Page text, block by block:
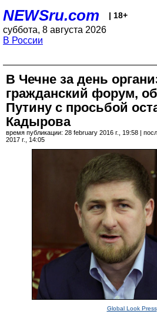
NEWSru.com | 18+
суббота, 8 августа 2026
В России
В Чечне за день
гражданский форум,
Путину с просьбой
Кадырова
время публикации: 28 february 2016 г., 19:58 |
2017 г., 14:05
Global Look Press